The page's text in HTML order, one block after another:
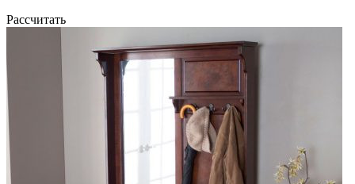
Рассчитать